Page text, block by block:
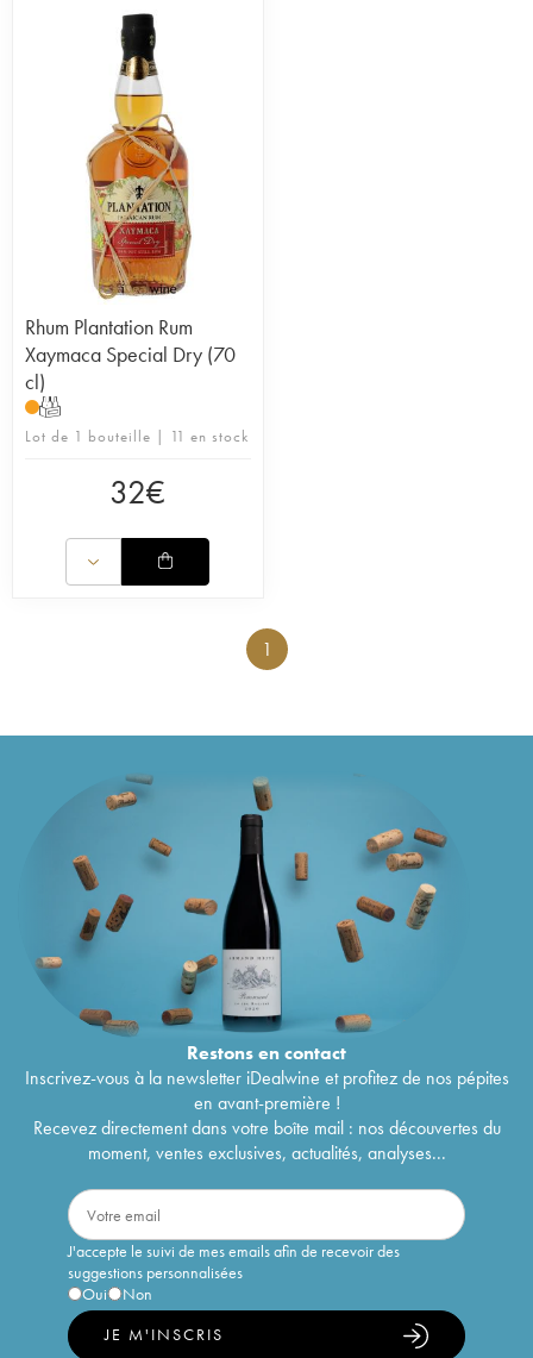
Rhum Plantation Rum
Xaymaca Special Dry (70
cl)
T
Lot de 1 bouteille | 11 en stock
32€
1
Restons encontact
Inscrivez-vous à la newsletter iDealwine et profitez de nos pépites
en avant-première !
Recevez directement dans votre boîte mail : nos découvertes du
moment, ventes exclusives, actualités, analyses...
J'accepte le suivi de mes emails afin de recevoir des
suggestions personnalisées
Oui
Non
JE M'INSCRIS